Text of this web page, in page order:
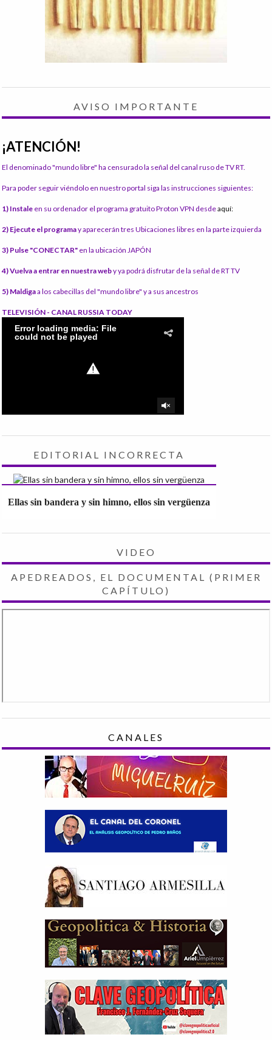
AVISO IMPORTANTE
¡ATENCIÓN!
El denominado "mundo libre" ha censurado la señal del canal ruso de TV RT.
Para poder seguir viéndolo en nuestro portal siga las instrucciones siguientes:
1) Instale en su ordenador el programa gratuito Proton VPN desdeaquí:
2) Ejecute el programay aparecerán tres Ubicaciones libres en la parte izquierda
3) Pulse "CONECTAR" en la ubicación JAPÓN
4) Vuelva a entrar en nuestra weby ya podrá disfrutar de la señal de RT TV
5) Maldigaa los cabecillas del "mundo libre" y a sus ancestros
TELEVISIÓN - CANAL RUSSIA TODAY
EDITORIAL INCORRECTA
Ellas sin bandera y sin himno, ellos sin vergüenza
VIDEO
APEDREADOS, EL DOCUMENTAL (PRIMER
CAPÍTULO)
CANALES